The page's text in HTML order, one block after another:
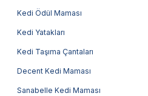
Kedi Ödül Maması
Kedi Yatakları
Kedi Taşıma Çantaları
Decent Kedi Maması
Sanabelle Kedi Maması